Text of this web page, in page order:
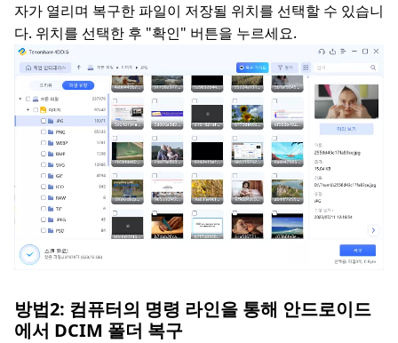
자가 열리며 복구한 파일이 저장될 위치를 선택할 수 있습니
다. 위치를 선택한 후 "확인" 버튼을 누르세요.
방법2: 컴퓨터의 명령 라인을 통해 안드로이드
에서 DCIM 폴더 복구